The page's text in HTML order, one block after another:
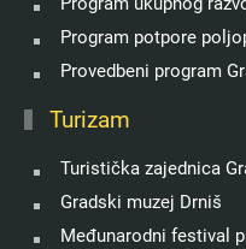
Program potpore
Provedbeni program
Turizam
Turistička zajednica
Gradski muzej Drniš
Međunarodni festival